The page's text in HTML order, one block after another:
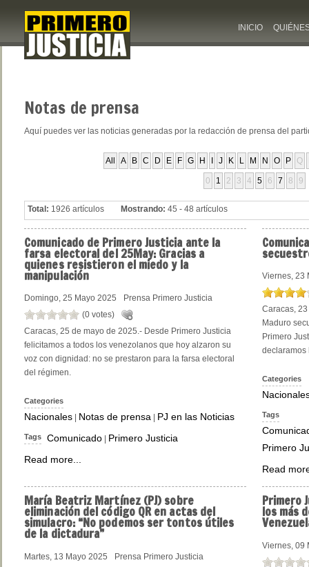
INICIO
Notas de prensa
Aquí puedes ver las noticias generadas por la redacción de prensa del
All A B C D E F G H J K L M N O P Q
0 1 2 3 4 5 6 7 8 9
Total: 1926 artículos Mostrando: 45 - 48 artículos
Comunicadode Primero Justicia ante la
farsa electoral del 25May: Gracias a
quienes resistieron el miedo y la
manipulación
Domingo, 25 Mayo 2025
Prensa Primero Justicia
(0 votes)
Caracas, 25 de mayo de 2025.- Desde Primero Justicia
felicitamos a todos los venezolanos que hoy alzaron su
voz con dignidad: no se prestaron para la farsa electoral
del régimen.
Categories
Nacionales Notas de prensa PJ en las Noticias
Tags Comunicado
Primero Justicia
Read more...
Viernes, 23
Caracas,
Maduro
Primero
declaramos
Categories
Tags
Primero
Read
MaríaBeatriz Martínez (PJ) sobre
eliminación del código QR en actas del
simulacro: “No podemos ser tontos útiles
de la dictadura”
Martes, 13 Mayo 2025
Prensa Primero Justicia
Primero
los más
Viernes, 09